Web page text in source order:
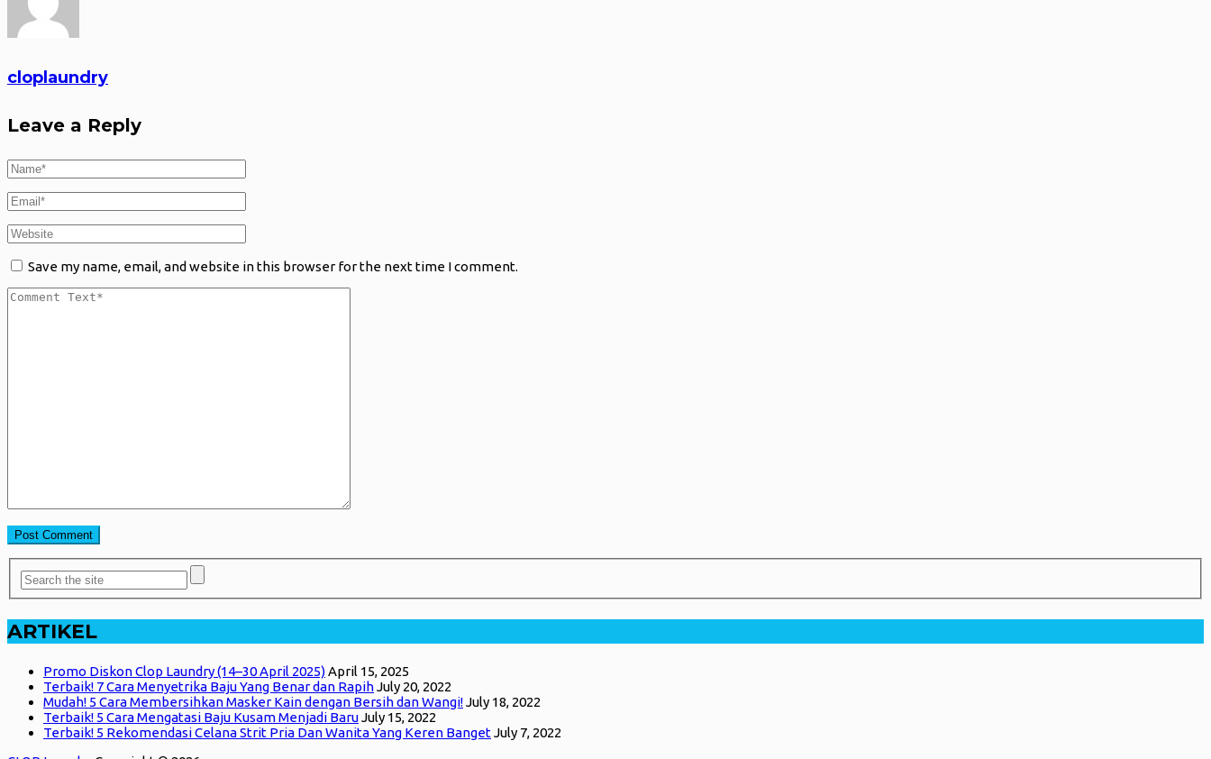
cloplaundry
Leave a Reply
Save my name, email, and website in this browser for the next time I comment.
ARTIKEL
Promo Diskon Clop Laundry (14–30 April 2025)April 15, 2025
Terbaik! 7 Cara Menyetrika Baju Yang Benar dan RapihJuly 20, 2022
Mudah! 5 Cara Membersihkan Masker Kain dengan Bersih dan Wangi!July 18, 2022
Terbaik! 5 Cara Mengatasi Baju Kusam Menjadi BaruJuly 15, 2022
Terbaik! 5 Rekomendasi Celana Strit Pria Dan Wanita Yang Keren BangetJuly 7, 2022